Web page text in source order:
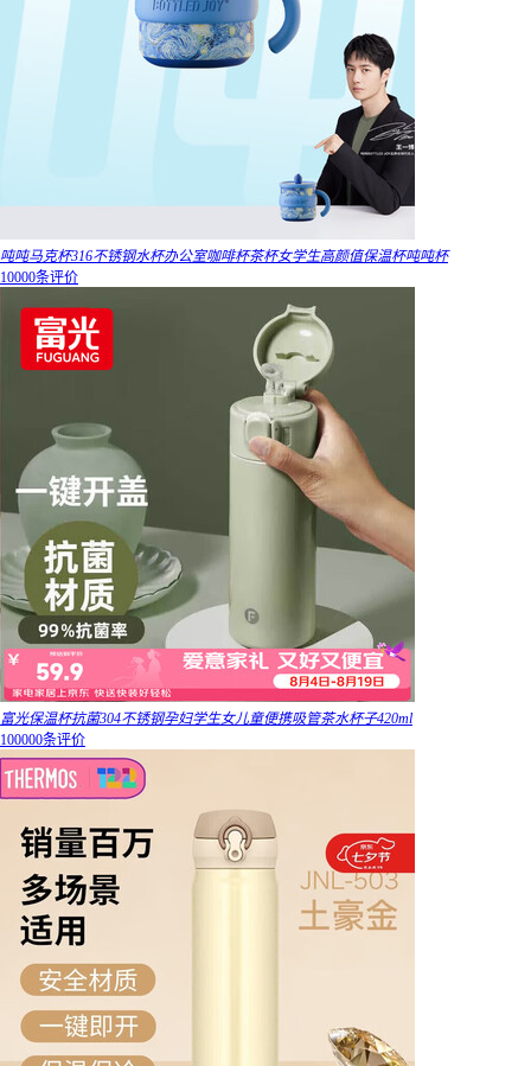
吨吨马克杯316不锈钢水杯办公室咖啡杯茶杯女学生高颜值保温杯吨吨杯
10000条评价
富光保温杯抗菌304不锈钢孕妇学生女儿童便携吸管茶水杯子420ml
100000条评价